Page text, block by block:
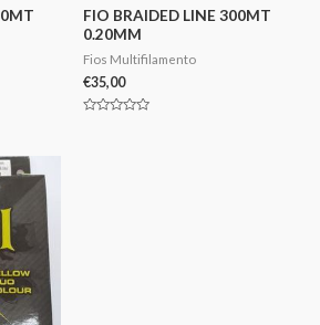
FIO BRAIDED LINE 300MT
0.20MM
Fios Multifilamento
€35,00